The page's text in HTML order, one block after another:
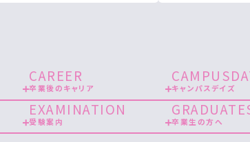
CAREER
卒業後のキャリア キャンパスデイズ
EXAMINATION
受験案内 卒業生の方へ